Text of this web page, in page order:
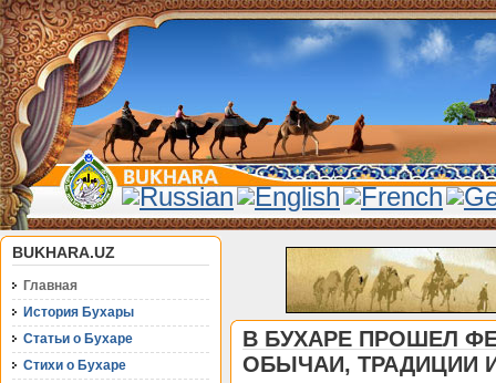
BUKHARA.UZ
Главная
История Бухары
Статьи о Бухаре
Стихи о Бухаре
В БУХАРЕ ПРОШЕЛ
ОБЫЧАИ, ТРАДИЦИИ